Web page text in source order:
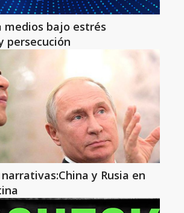
medios bajo estrés
persecución
y Rusia en